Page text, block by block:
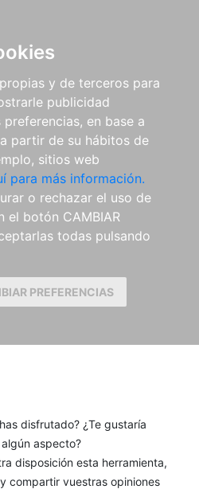
y de terceros para
publicidad
en base a
partir de su hábitos de
sitios web
para más información.
o rechazar el uso de
el botón CAMBIAR
todas pulsando
PREFERENCIAS
disfrutado? ¿Te gustaría
aspecto?
disposición esta herramienta,
compartir vuestras opiniones